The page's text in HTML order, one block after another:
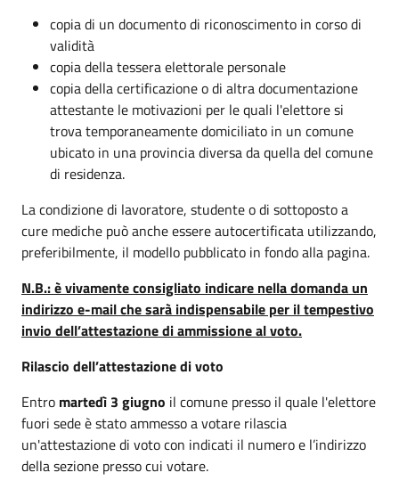
copia di un documento di riconoscimento in corso di
validità
copia della tessera elettorale personale
copia della certificazione o di altra documentazione
attestante le motivazioni per le quali l'elettore si
trova temporaneamente domiciliato in un comune
ubicato in una provincia diversa da quella del comune
di residenza.
La condizione di lavoratore, studente o di sottoposto a
cure mediche può anche essere autocertificata utilizzando,
preferibilmente, il modello pubblicato in fondo alla pagina.
N.B.: è vivamente consigliato indicare nella domanda un
indirizzo e-mail che sarà indispensabile per il tempestivo
invio dell’attestazione di ammissione al voto.
Rilascio dell’attestazione di voto
Entro martedì 3 giugno il comune presso il quale l'elettore
fuori sede è stato ammesso a votare rilascia
un'attestazione di voto con indicati il numero e l’indirizzo
della sezione presso cui votare.